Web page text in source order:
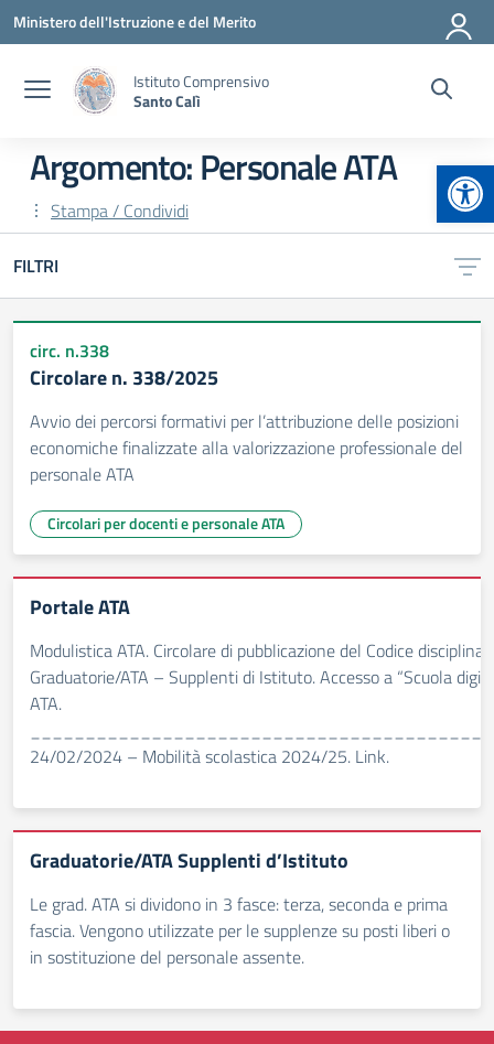
Vai ai contenuti
Vai al menu di navigazione
Vai al footer
Ministero dell'Istruzione e del Merito
Istituto Comprensivo
Santo Calì
Argomento: Personale ATA
Stampa / Condividi
FILTRI
circ. n.338
Circolare n. 338/2025
Avvio dei percorsi formativi per l’attribuzione delle posizioni
economiche finalizzate alla valorizzazione professionale del
personale ATA
Circolari per docenti e personale ATA
Portale ATA
Modulistica ATA. Circolare di pubblicazione del Codice
Graduatorie/ATA – Supplenti di Istituto. Accesso a “Scuola
ATA.
24/02/2024 – Mobilità scolastica 2024/25. Link.
Graduatorie/ATA Supplenti d’Istituto
Le grad. ATA si dividono in 3 fasce: terza, seconda e prima
fascia. Vengono utilizzate per le supplenze su posti liberi o
in sostituzione del personale assente.